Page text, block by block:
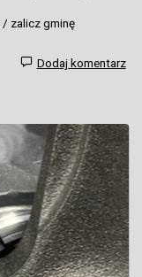
/ zalicz gminę
Dodaj komentarz